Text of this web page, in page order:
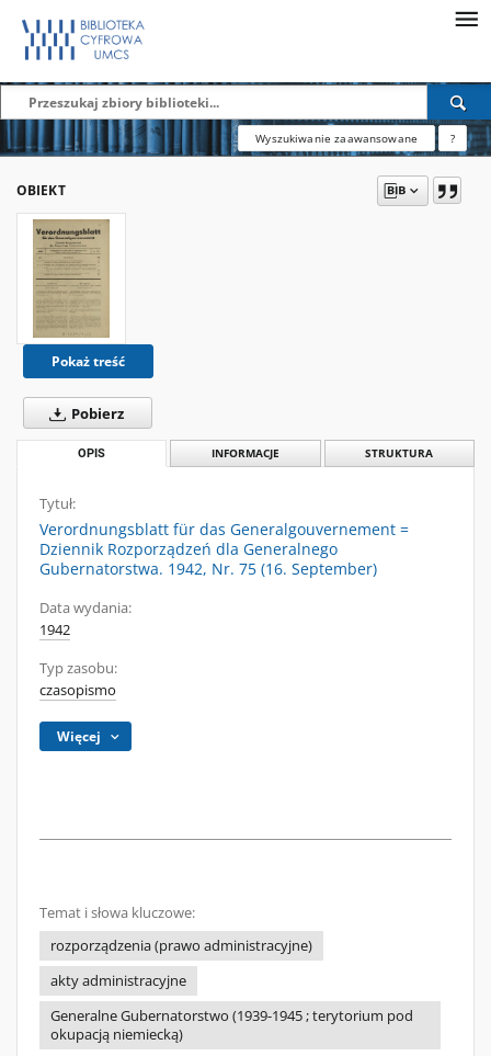
Wyszukiwanie zaawansowane ?
OBIEKT
Pokaż treść
Pobierz
OPIS INFORMACJE STRUKTURA
Tytuł:
Verordnungsblatt für das Generalgouvernement =
Dziennik Rozporządzeń dla Generalnego
Gubernatorstwa. 1942, Nr. 75 (16. September)
Data wydania:
1942
Typ zasobu:
czasopismo
Więcej
Temat i słowa kluczowe:
rozporządzenia (prawo administracyjne)
akty administracyjne
Generalne Gubernatorstwo (1939-1945 ; terytorium pod
okupacją niemiecką)